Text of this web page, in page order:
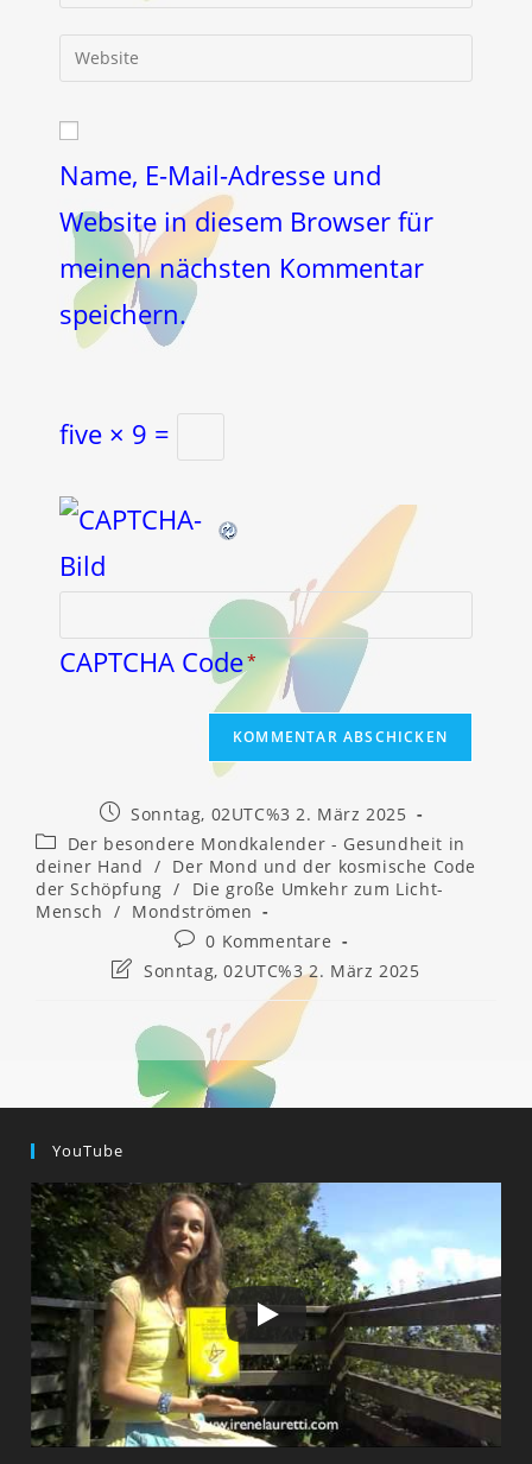
Kommentieren
E-
Mail-
zum
ein
deine
URL
ein
(optional)
Name, E-Mail-Adresse und
Website in diesem Browser für
meinen nächsten Kommentar
speichern.
five × 9 =
CAPTCHA Code*
Beitrag
veröffentlicht:
Sonntag, 02UTC%3 2. März 2025
Beitrags-
Kategorie:
Der besondere Mondkalender - Gesundheit in
deiner Hand / Der Mond und der kosmische Code
der Schöpfung /
Die große Umkehr zum Licht-
Mensch / Mondströmen
Beitrags-
Kommentare:
0 Kommentare
Beitrag
am:
Sonntag, 02UTC%3 2. März 2025
YouTube